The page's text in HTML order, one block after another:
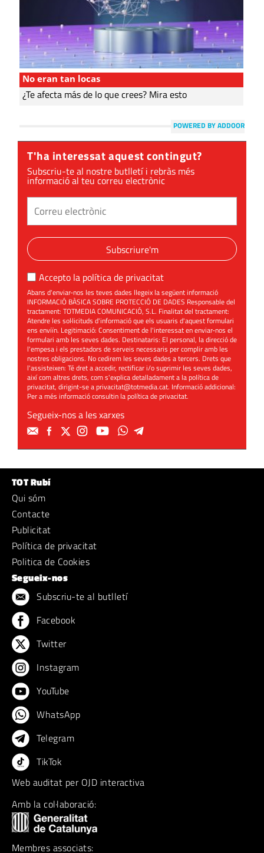
No eran tan locas
¿Te afecta más de lo que crees? Mira esto
POWERED BY ADDOOR
T'ha interessat aquest contingut?
Subscriu-te al nostre butlletí i rebràs més
informació al teu correu electrònic
Subscriure'm
Accepto la política de privacitat
Abans d'enviar-nos les teves dades llegeix la següent informació
INFORMACIÓ BÀSICA SOBRE PROTECCIÓ DE DADES Responsable del
tractament: TOTMEDIA COMUNICACIÓ, S.L. Finalitat del tractament:
Atendre les sol·licituds d'informació que els usuaris d'aquest formulari
ens enviïn. Legitimació: Consentiment de l'interessat en enviar-nos el
formulari amb les seves dades. Destinataris: El personal, la direcció de
l'empesa i els prestadors de serveis necessaris per complir amb les
nostres obligacions. No cedirem les seves dades a tercers. Drets que
l'assisteixen: Té dret a accedir, rectificar i/o suprimir les seves dades,
així com altres drets, com s'explica detalladament a la política de
privacitat, dirigint-se aprivacitat@totmedia.cat. Informació addicional:
Per a més informació consultin lapolítica de privacitat.
Segueix-nos a les xarxes
TOT Rubí
Qui sóm
Contacte
Publicitat
Política de privacitat
Politica de Cookies
Segueix-nos
Subscriu-te al butlletí
Facebook
Twitter
Instagram
YouTube
WhatsApp
Telegram
TikTok
Web auditat per OJD interactiva
Amb la col·laboració:
Membres associats: